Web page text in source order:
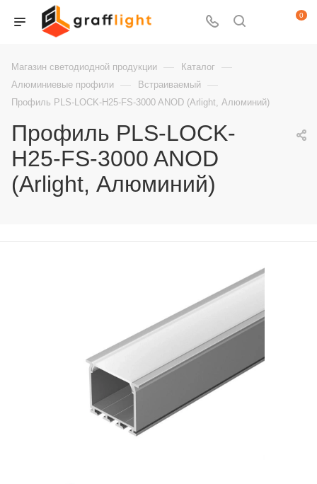
0
Магазин светодиодной продукции — Каталог —
Алюминиевые профили — Встраиваемый —
Профиль PLS-LOCK-H25-FS-3000 ANOD (Arlight, Алюминий)
Профиль PLS-LOCK-
H25-FS-3000 ANOD
(Arlight, Алюминий)